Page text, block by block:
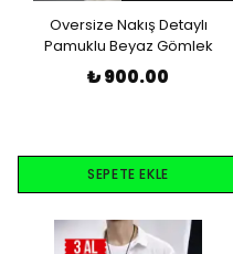
Oversize Nakış Detaylı
Pamuklu Beyaz Gömlek
₺ 900.00
SEPETE EKLE